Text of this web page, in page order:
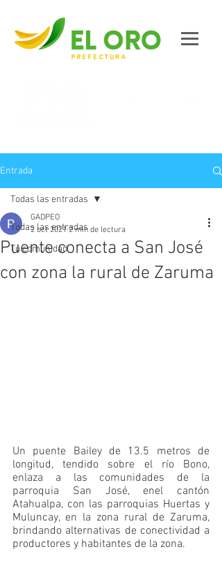
Entrada
Todas las entradas
Tu comunidad
Todas las entradas
Puente conecta a San José
con zona la rural de Zaruma
GADPEO
2 oct 2021 2 min de lectura
Un puente Bailey de 13.5 metros de
longitud, tendido sobre el río Bono,
enlaza a las comunidades de la
parroquia San José, enel cantón
Atahualpa, con las parroquias Huertas y
Muluncay, en la zona rural de Zaruma,
brindando alternativas de conectividad a
productores y habitantes de la zona.